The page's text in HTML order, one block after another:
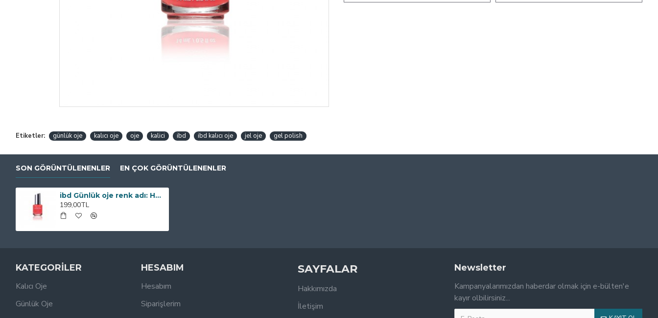
Etiketler: günlük oje kalıcı oje oje kalici ibd ibd kalıcı oje jel oje gel polish
SON GÖRÜNTÜLENENLER EN ÇOK GÖRÜNTÜLENENLER
ibd Günlük oje renk adı: Head to Toe Gelato (kırmızı)
199,00TL
KATEGORİLER
Kalıcı Oje
Günlük Oje
HESABIM
Hesabım
Siparişlerim
SAYFALAR
Hakkımızda
İletişim
Newsletter
Kampanyalarımızdan haberdar olmak için e-bülten'e
kayır olbilirsiniz...